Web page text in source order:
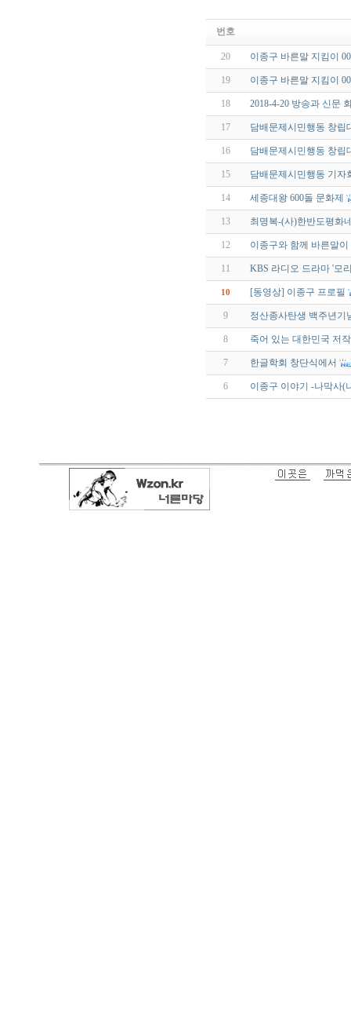
번호
20 이종구 바른말 지킴이
19 이종구 바른말 지킴이
18 2018-4-20 방송과 신문
17 담배문제시민행동 창립
16 담배문제시민행동 창립
15 담배문제시민행동 기자
14 세종대왕 600돌 문화제
13 최명복-(사)한반도평화
12 이종구와 함께 바른말이
11 KBS 라디오 드라마 '모
10 [동영상] 이종구 프로필
9 정산종사탄생 백주년기
8 죽어 있는 대한민국 저
7 한글학회 창단식에서
6 이종구 이야기 -나막사(